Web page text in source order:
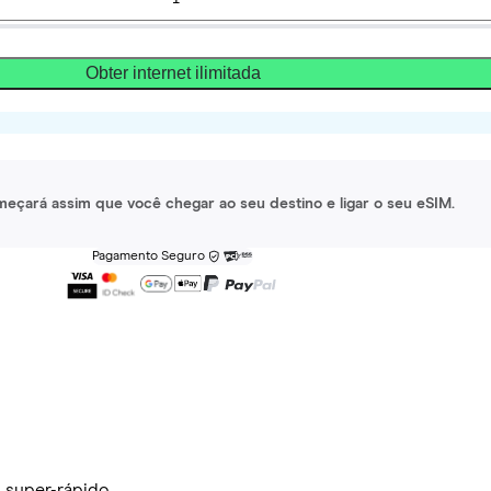
Obter internet ilimitada
assim que você chegar ao seu destino e ligar o seu eSIM.
Pagamento Seguro